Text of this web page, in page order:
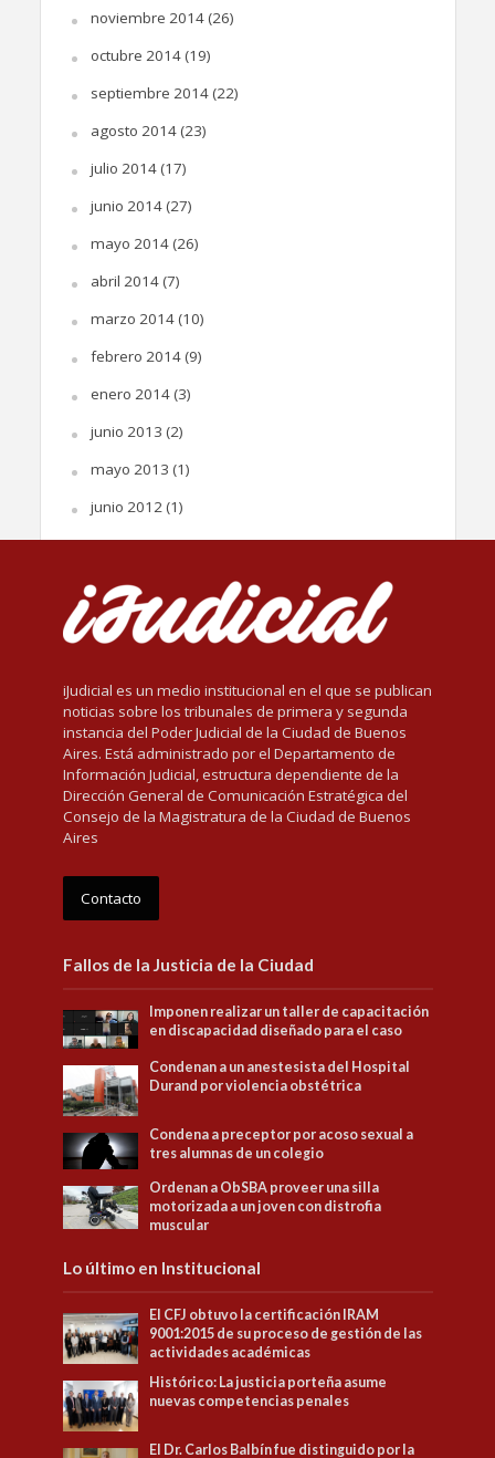
noviembre 2014(26)
octubre 2014(19)
septiembre 2014(22)
agosto 2014(23)
julio 2014(17)
junio 2014(27)
mayo 2014(26)
abril 2014(7)
marzo 2014(10)
febrero 2014(9)
enero 2014(3)
junio 2013 (2)
mayo 2013 (1)
junio 2012(1)
iJudicial es un medio institucional en el que se publican
noticias sobre los tribunales de primera y segunda
instancia del Poder Judicial de la Ciudad de Buenos
Aires. Está administrado por el Departamento de
Información Judicial, estructura dependiente de la
Dirección General de Comunicación Estratégica del
Consejo de la Magistratura de la Ciudad de Buenos
Aires
Contacto
Fallos de la Justicia de la Ciudad
Imponen realizar un taller de capacitación
en discapacidad diseñado para el caso
Condenan a un anestesista del Hospital
Durand por violencia obstétrica
Condena a preceptor por acoso sexual a
tres alumnas de un colegio
Ordenan a ObSBA proveer una silla
motorizada a un joven con distrofia
muscular
Lo último en Institucional
El CFJ obtuvo la certificación IRAM
9001:2015 de su proceso de gestión de las
actividades académicas
Histórico: La justicia porteña asume
nuevas competencias penales
El Dr. Carlos Balbín fue distinguido por la